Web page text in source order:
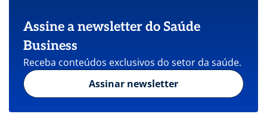
Assine a newsletter do Saúde
Business
Receba conteúdos exclusivos do setor da saúde.
Assinar newsletter